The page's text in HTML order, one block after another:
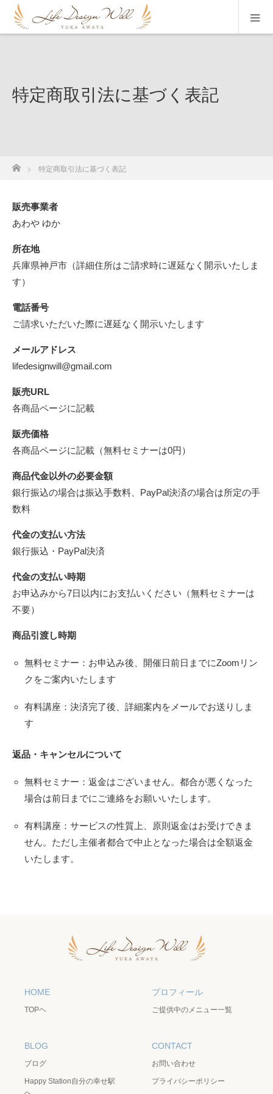
特定商取引法に基づく表記
ホーム
特定商取引法に基づく表記
販売事業者
あわや ゆか
所在地
兵庫県神戸市（詳細住所はご請求時に遅延なく開示いたしま
す）
電話番号
ご請求いただいた際に遅延なく開示いたします
メールアドレス
lifedesignwill@gmail.com
販売URL
各商品ページに記載
販売価格
各商品ページに記載（無料セミナーは0円）
商品代金以外の必要金額
銀行振込の場合は振込手数料、PayPal決済の場合は所定の手
数料
代金の支払い方法
銀行振込・PayPal決済
代金の支払い時期
お申込みから7日以内にお支払いください（無料セミナーは
不要）
商品引渡し時期
無料セミナー：お申込み後、開催日前日までにZoomリン
クをご案内いたします
有料講座：決済完了後、詳細案内をメールでお送りしま
す
返品・キャンセルについて
無料セミナー：返金はございません。都合が悪くなった
場合は前日までにご連絡をお願いいたします。
有料講座：サービスの性質上、原則返金はお受けできま
せん。ただし主催者都合で中止となった場合は全額返金
いたします。
HOME
TOPヘ
プロフィール
ご提供中のメニュー一覧
BLOG
ブログ
Happy Station自分の幸せ駅
CONTACT
お問い合わせ
プライバシーポリシー